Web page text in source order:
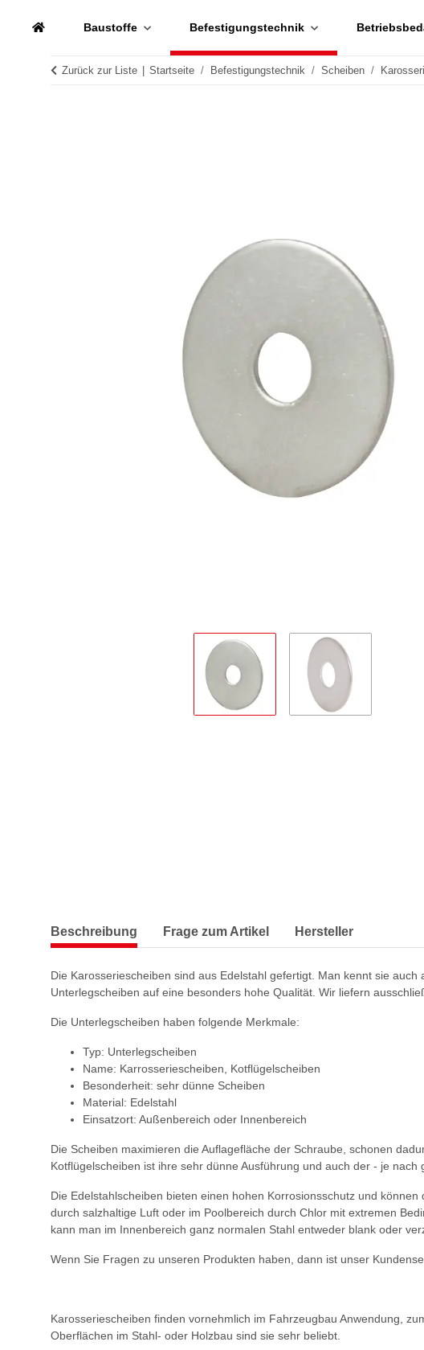
Baustoffe Befestigungstechnik
Zurück zur Liste Startseite Befestigungstechnik Scheiben
Beschreibung Frage zum Artikel Hersteller
Die Karosseriescheiben sind aus Edelstahl gefertigt. Man kennt sie
Unterlegscheiben auf eine besonders hohe Qualität. Wir liefern
Die Unterlegscheiben haben folgende Merkmale:
Typ: Unterlegscheiben
Name: Karrosseriescheiben, Kotflügelscheiben
Besonderheit: sehr dünne Scheiben
Material: Edelstahl
Einsatzort: Außenbereich oder Innenbereich
Die Scheiben maximieren die Auflagefläche der Schraube, schonen
Kotflügelscheiben ist ihre sehr dünne Ausführung und auch der - je
Die Edelstahlscheiben bieten einen hohen Korrosionsschutz und
durch salzhaltige Luft oder im Poolbereich durch Chlor mit extremen
kann man im Innenbereich ganz normalen Stahl entweder blank oder
Wenn Sie Fragen zu unseren Produkten haben, dann ist unser
Karosseriescheiben finden vornehmlich im Fahrzeugbau Anwendung,
Oberflächen im Stahl- oder Holzbau sind sie sehr beliebt.